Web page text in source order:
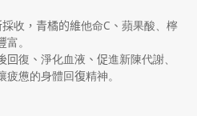
採收 ，青橘的維他命C 、 蘋果酸、檸
富。
回復 、 淨化血液 、促進新陳代謝、
疲憊的身體回復精神。